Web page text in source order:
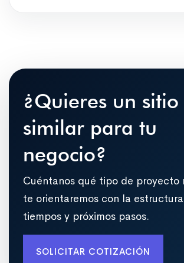
¿Quieres un sitio
similar para tu
negocio?
Cuéntanos qué tipo de proyecto
te orientaremos con la
tiempos y próximos pasos.
SOLICITAR COTIZACIÓN